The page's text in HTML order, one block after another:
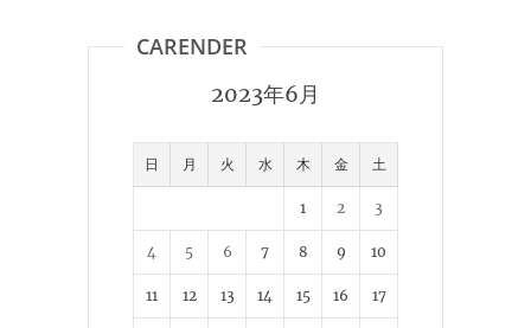
CARENDER
2023年6月
日 月 火 水 木 金 土
1 2 3
4 5 6 7 8 9 10
11 12 13 14 15 16 17